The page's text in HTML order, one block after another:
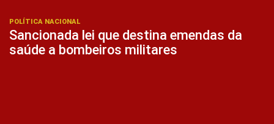
POLÍTICA NACIONAL
Sancionada lei que destina emendas da
saúde a bombeiros militares